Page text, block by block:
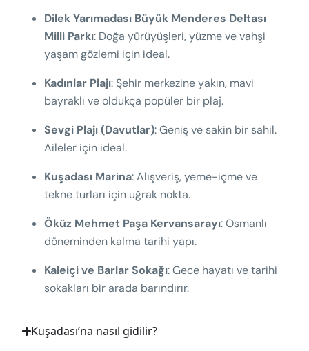
Dilek Yarımadası Büyük Menderes Deltası
Milli Parkı: Doğa yürüyüşleri, yüzme ve vahşi
yaşam gözlemi için ideal.
Kadınlar Plajı: Şehir merkezine yakın, mavi
bayraklı ve oldukça popüler bir plaj.
Sevgi Plajı (Davutlar): Geniş ve sakin bir sahil.
Aileler için ideal.
Kuşadası Marina: Alışveriş, yeme-içme ve
tekne turları için uğrak nokta.
Öküz Mehmet Paşa Kervansarayı: Osmanlı
döneminden kalma tarihi yapı.
Kaleiçi ve Barlar Sokağı: Gece hayatı ve tarihi
sokakları bir arada barındırır.
Kuşadası’na nasıl gidilir?